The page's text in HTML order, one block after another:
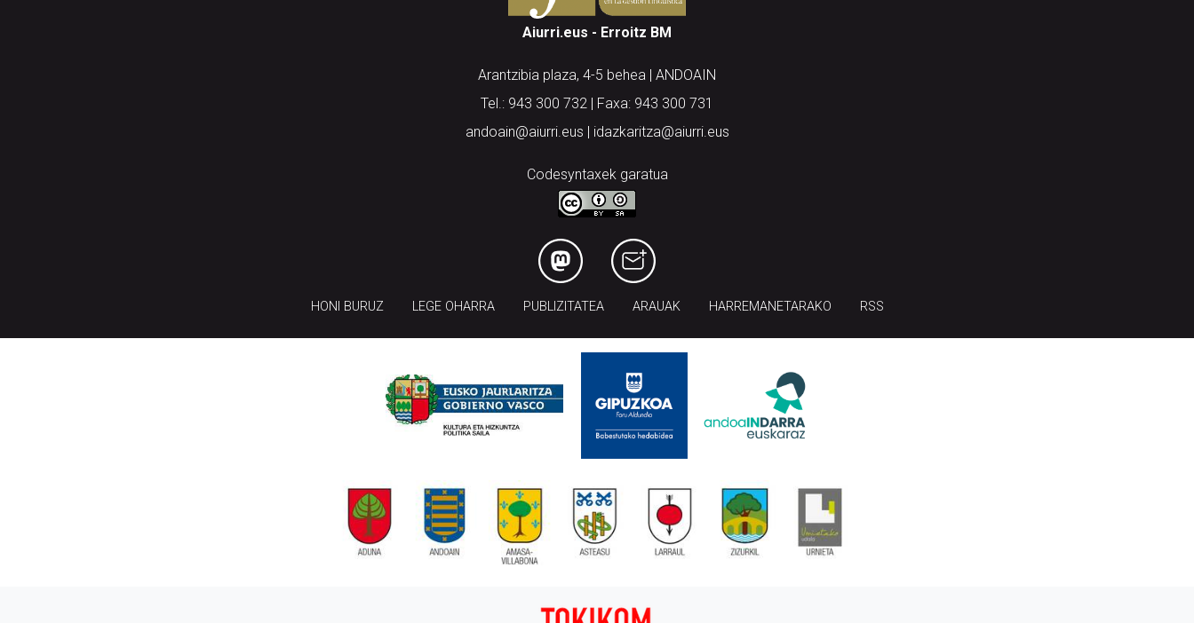
Aiurri.eus - Erroitz BM
Arantzibia plaza, 4-5 behea | ANDOAIN
Tel.: 943 300 732 | Faxa: 943 300 731
andoain@aiurri.eus | idazkaritza@aiurri.eus
Codesyntaxek garatua
HONI BURUZ LEGE OHARRA PUBLIZITATEA ARAUAK HARREMANETARAKO RSS